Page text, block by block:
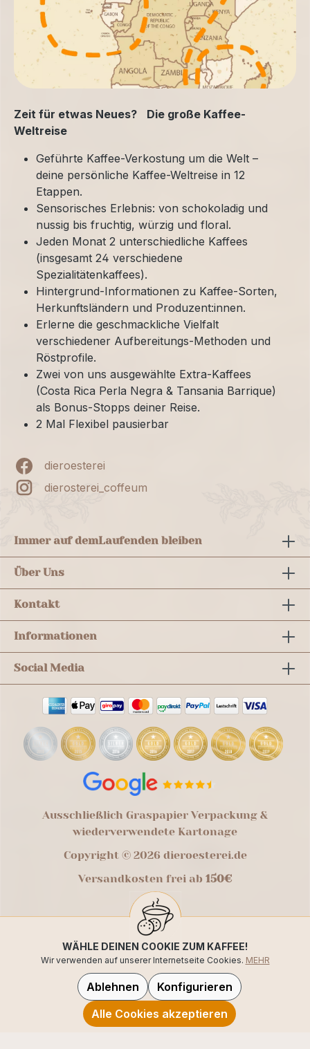
Zeit für etwas Neues? Die große Kaffee-
Weltreise
Geführte Kaffee-Verkostung um die Welt –
deine persönliche Kaffee-Weltreise in 12
Etappen.
Sensorisches Erlebnis: von schokoladig und
nussig bis fruchtig, würzig und floral.
Jeden Monat 2 unterschiedliche Kaffees
(insgesamt 24 verschiedene
Spezialitätenkaffees).
Hintergrund-Informationen zu Kaffee-Sorten,
Herkunftsländern und Produzent:innen.
Erlerne die geschmackliche Vielfalt
verschiedener Aufbereitungs-Methoden und
Röstprofile.
Zwei von uns ausgewählte Extra-Kaffees
(Costa Rica Perla Negra & Tansania Barrique)
als Bonus-Stopps deiner Reise.
2 Mal Flexibel pausierbar
dieroesterei
dierosterei_coffeum
Immer auf demLaufenden bleiben
Über Uns
Kontakt
Informationen
Social Media
Ausschließlich Graspapier Verpackung &
wiederverwendete Kartonage
Copyright © 2026 dieroesterei.de
Versandkosten frei ab 150€
WÄHLE DEINEN COOKIE ZUM KAFFEE!
Wir verwenden auf unserer Internetseite Cookies. MEHR
Ablehnen
Konfigurieren
Alle Cookies akzeptieren